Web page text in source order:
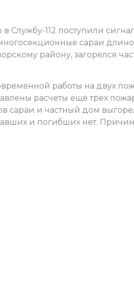
112 поступили
сараи
району, загорелся
работы на двух
расчеты ещё трех
сараи и частный дом
и погибших нет.